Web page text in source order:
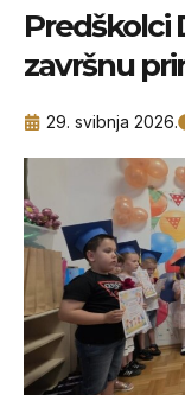
Predškolci
završnu
29. svibnja 2026.